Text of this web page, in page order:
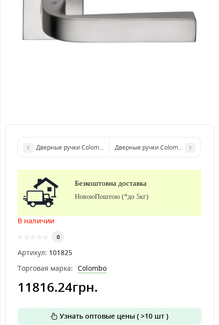
Дверные ручки Colombo Design Piuma полированная латунь
Дверные ручки Colombo Design
Безкоштовна доставка
НовоюПоштою (*до 5кг)
В наличии
0
Артикул: 101825
Торговая марка: Colombo
11816.24грн.
Узнать оптовые цены ( >10 шт )